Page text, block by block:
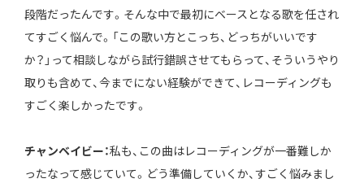
段階だったんです。そんな中で最初にベースとなる歌を任され
てすごく悩んで。「この歌い方とこっち、どっちがいいです
か？」って相談しながら試行錯誤させてもらって、そういうやり
取りも含めて、今までにない経験ができて、レコーディングも
すごく楽しかったです。
チャンベイビー：私も、この曲はレコーディングが一番難しか
ったなって感じていて。どう準備していくか、すごく悩みまし